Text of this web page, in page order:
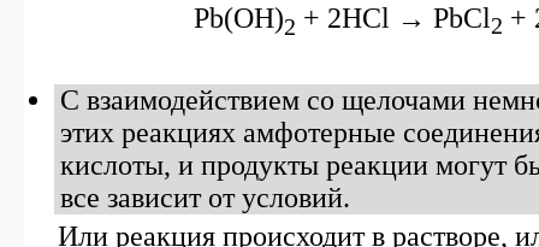
Pb(OH)2 + 2HCl → PbCl2 +
С взаимодействием со щелочами
этих реакциях амфотерные
кислоты, и продукты реакции могут
все зависит от условий.
Или реакция происходит в растворе,